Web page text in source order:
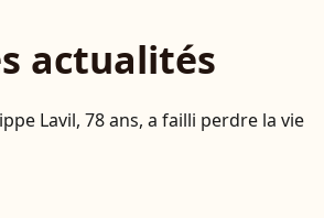
actualités
Lavil, 78 ans, a failli perdre la vie